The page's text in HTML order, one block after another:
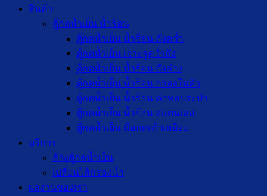
สินค้า
ตู้กดน้ำเย็น น้ำร้อน
ตู้กดน้ำเย็น น้ำร้อน ถังคว่ำ
ตู้กดน้ำเย็น เจาะรูคว่ำถัง
ตู้กดน้ำเย็น น้ำร้อน ถังล่าง
ตู้กดน้ำเย็น น้ำร้อน กรองในตัว
ตู้กดน้ำเย็น น้ำร้อน ต่อท่อประปา
ตู้กดน้ำเย็น น้ำร้อน สแตนเลส
ตู้กดน้ำเย็น มือกดเท้าเหยียบ
บริการ
ล้างตู้กดน้ำเย็น
เปลี่ยนไส้กรองน้ำ
ผลงานของเรา